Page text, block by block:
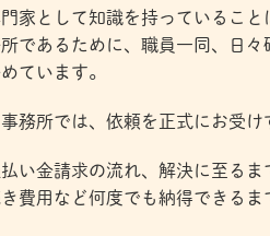
家として知識を持っているこ
であるために、職員一同、日
ています。
事務所では、依頼を正式にお受け
い金請求の流れ、解決に至る
費用など何度でも納得できるま